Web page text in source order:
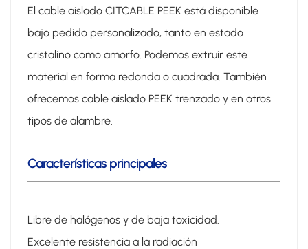
El cable aislado CITCABLE PEEK está disponible
bajo pedido personalizado, tanto en estado
cristalino como amorfo. Podemos extruir este
material en forma redonda o cuadrada. También
ofrecemos cable aislado PEEK trenzado y en otros
tipos de alambre.
Características principales
Libre de halógenos y de baja toxicidad.
Excelente resistencia a la radiación